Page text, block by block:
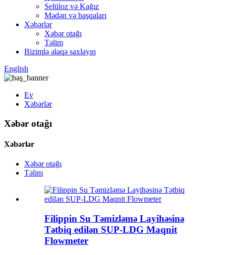
Selüloz və Kağız
Mədən və başqaları
Xəbərlər
Xəbər otağı
Təlim
Bizimlə əlaqə saxlayın
English
Ev
Xəbərlər
Xəbər otağı
Xəbərlər
Xəbər otağı
Təlim
Filippin Su Təmizləmə Layihəsinə
Tətbiq edilən SUP-LDG Maqnit
Flowmeter